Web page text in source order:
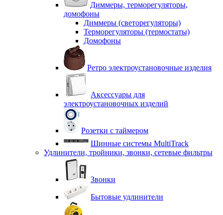
Диммеры, терморегуляторы,
домофоны
Диммеры (светорегуляторы)
Терморегуляторы (термостаты)
Домофоны
Ретро электроустановочные изделия
Аксессуары для
электроустановочных изделий
Розетки с таймером
Шинные системы MultiTrack
Удлинители, тройники, звонки, сетевые фильтры
Звонки
Бытовые удлинители